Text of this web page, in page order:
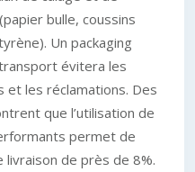
bulle, coussins
Un packaging
évitera les
les réclamations. Des
que l’utilisation de
permet de
de près de 8%.